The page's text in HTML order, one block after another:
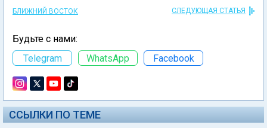
БЛИЖНИЙ ВОСТОК СЛЕДУЮЩАЯ СТАТЬЯ
Будьте с нами:
Telegram
WhatsApp Facebook
ССЫЛКИ ПО ТЕМЕ